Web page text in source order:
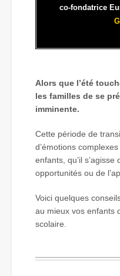
co-fondatrice
Alors que l’été
les familles de se
imminente.
Cette période de
d’émotions
enfants, qu’il
opportunités ou de
Voici quelques
au mieux vos enfants
scolaire.